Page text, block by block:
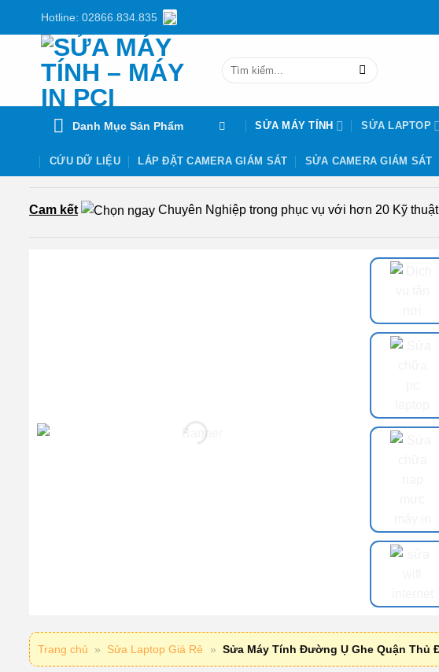
Hotline: 02866.834.835
Tìm
Danh Mục Sản Phẩm SỬA MÁY TÍNH SỬA LAPTOP
CỨU DỮ LIỆU LẮP ĐẶT CAMERA GIÁM SÁT SỬA CAMERA GIÁM SÁT
Cam kết Chuyên Nghiệp trong phục vụ với hơn 20 Kỹ
Trang chủ » Sửa Laptop Giá Rẻ » Sửa Máy Tính Đường Ụ Ghe Quận Thủ